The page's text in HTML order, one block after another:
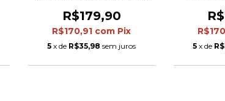
R$179,90
R$170,91 com Pix
5 x de R$35,98 sem juros
com
5 x de